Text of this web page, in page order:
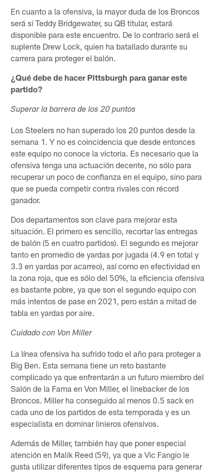
En cuanto a la ofensiva, la mayor duda de los Broncos
será si Teddy Bridgewater, su QB titular, estará
disponible para este encuentro. De lo contrario será el
suplente Drew Lock, quien ha batallado durante su
carrera para proteger el balón.
¿Qué debe de hacer Pittsburgh para ganar este
partido?
Superar la barrera de los 20 puntos
Los Steelers no han superado los 20 puntos desde la
semana 1. Y no es coincidencia que desde entonces
este equipo no conoce la victoria. Es necesario que la
ofensiva tenga una actuación decente, no sólo para
recuperar un poco de confianza en el equipo, sino para
que se pueda competir contra rivales con récord
ganador.
Dos departamentos son clave para mejorar esta
situación. El primero es sencillo, recortar las entregas
de balón (5 en cuatro partidos). El segundo es mejorar
tanto en promedio de yardas por jugada (4.9 en total y
3.3 en yardas por acarreo), así como en efectividad en
la zona roja, que es sólo del 50%, la eficiencia ofensiva
es bastante pobre, ya que son el segundo equipo con
más intentos de pase en 2021, pero están a mitad de
tabla en yardas por aire.
Cuidado con Von Miller
La línea ofensiva ha sufrido todo el año para proteger a
Big Ben. Esta semana tiene un reto bastante
complicado ya que enfrentarán a un futuro miembro del
Salón de la Fama en Von Miller, el linebacker de los
Broncos. Miller ha conseguido al menos 0.5 sack en
cada uno de los partidos de esta temporada y es un
especialista en dominar linieros ofensivos.
Además de Miller, también hay que poner especial
atención en Malik Reed (59), ya que a Vic Fangio le
gusta utilizar diferentes tipos de esquema para generar